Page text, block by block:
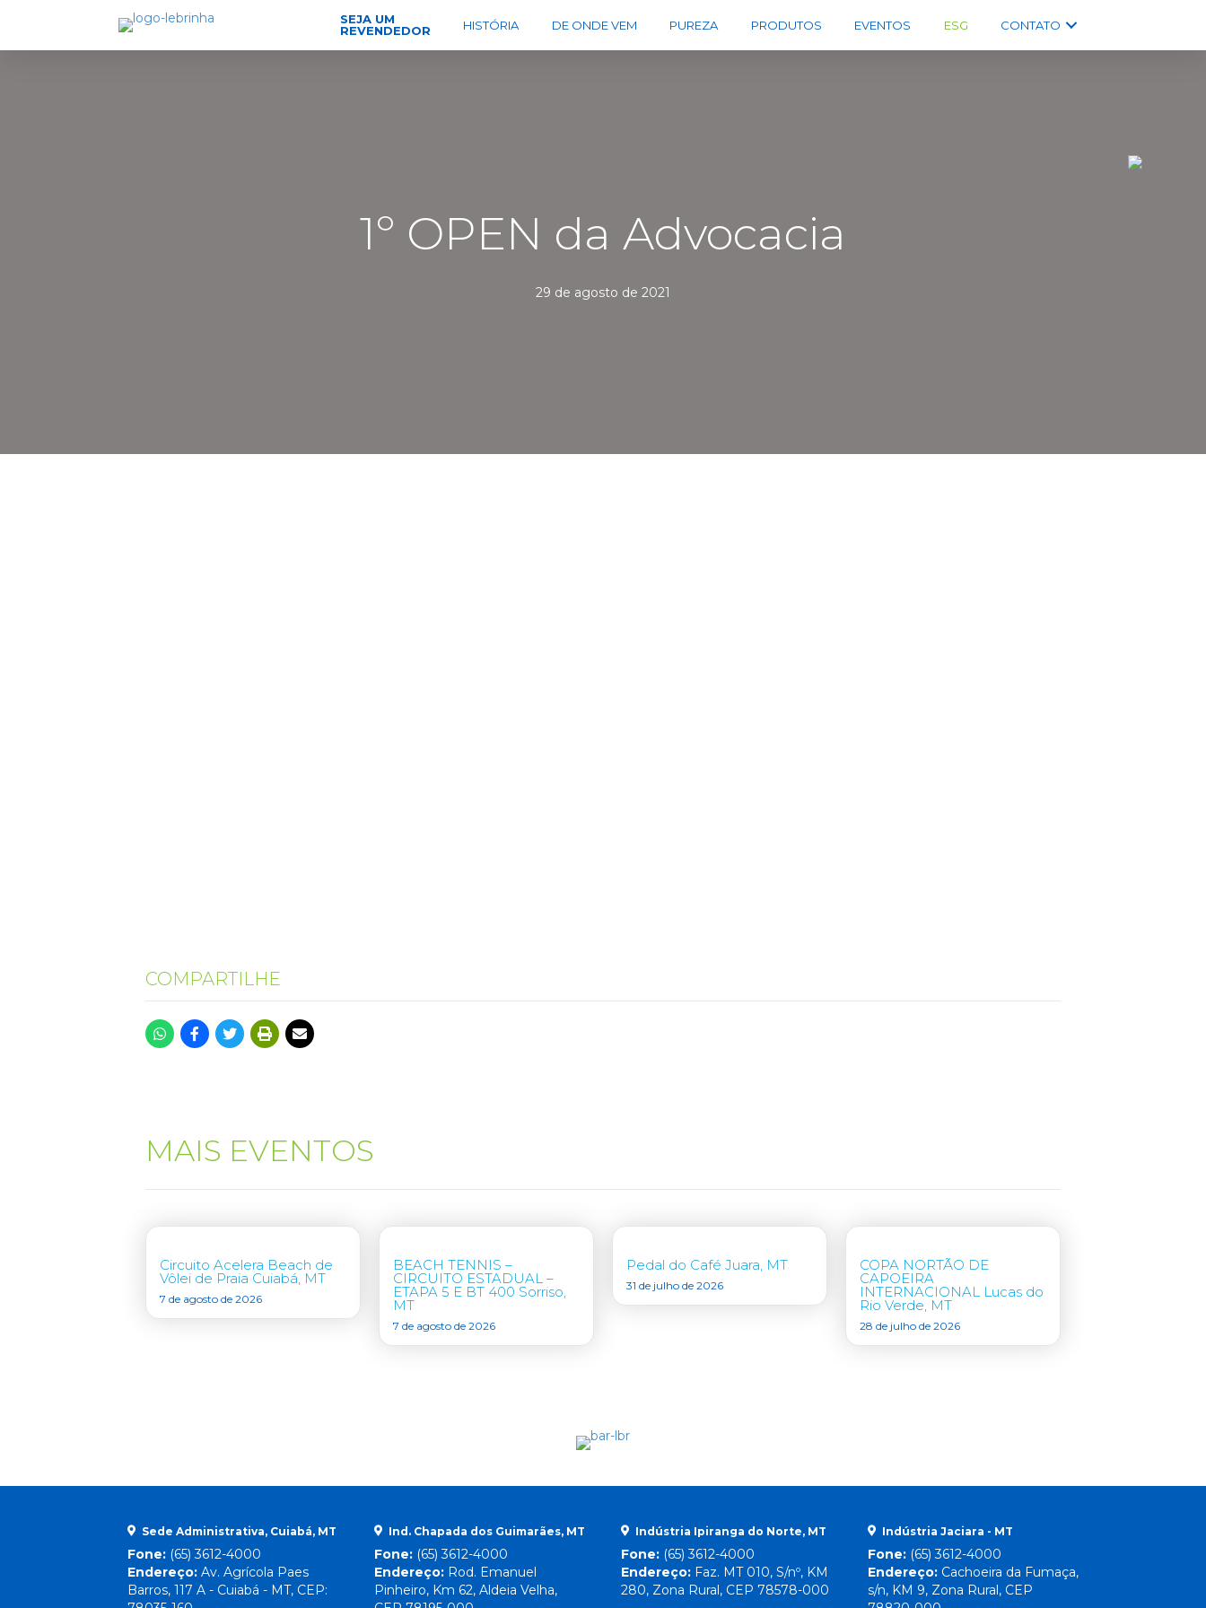
SEJA UM
REVENDEDOR
HISTÓRIA DE ONDE VEM PUREZA PRODUTOS EVENTOS ESG CONTATO
1º OPEN da Advocacia
29 de agosto de 2021
COMPARTILHE
MAIS EVENTOS
Circuito Acelera Beach de
Vôlei de Praia Cuiabá, MT
7 de agosto de 2026
BEACH TENNIS –
CIRCUITO ESTADUAL –
ETAPA 5 E BT 400 Sorriso,
MT
7 de agosto de 2026
Pedal do Café Juara, MT
31 de julho de 2026
COPA NORTÃO DE
CAPOEIRA
INTERNACIONAL Lucas do
Rio Verde, MT
28 de julho de 2026
Sede Administrativa, Cuiabá, MT
Fone: (65) 3612-4000
Endereço: Av. Agrícola Paes
Barros, 117 A - Cuiabá - MT, CEP:
Ind. Chapada dos Guimarães, MT
Fone: (65) 3612-4000
Endereço: Rod. Emanuel
Pinheiro, Km 62, Aldeia Velha,
Indústria Ipiranga do Norte, MT
Fone: (65) 3612-4000
Endereço: Faz. MT 010, S/nº, KM
280, Zona Rural, CEP 78578-000
Indústria Jaciara - MT
Fone: (65) 3612-4000
Endereço: Cachoeira da Fumaça,
s/n, KM 9, Zona Rural, CEP